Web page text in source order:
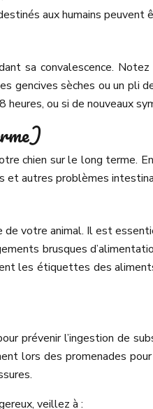
aux humains peuvent
sa convalescence.
gencives sèches ou un
heures, ou si de nouveaux
chien sur le long terme.
autres problèmes
votre animal. Il est
brusques
les étiquettes des
prévenir l’ingestion de
lors des promenades
veillez à :